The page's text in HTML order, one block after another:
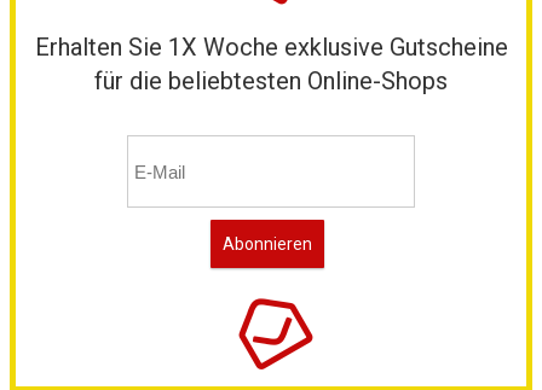
Erhalten Sie 1X Woche exklusive Gutscheine
für die beliebtesten Online-Shops